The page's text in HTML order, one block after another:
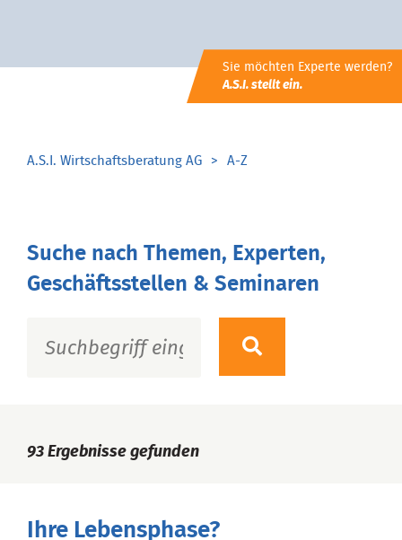
Sie möchten Experte werden?
A.S.I. stellt ein.
A.S.I. Wirtschaftsberatung AG A-Z
Suche nach Themen, Experten,
Geschäftsstellen & Seminaren
93 Ergebnisse gefunden
Ihre Lebensphase?